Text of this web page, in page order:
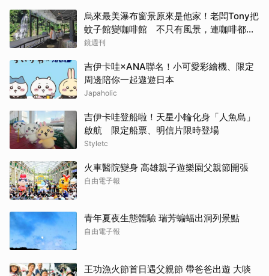
烏來最美瀑布窗景原來是他家！老闆Tony把
蚊子館變咖啡館 不只有風景，連咖啡都好
喝到讓人想再來
鏡週刊
吉伊卡哇×ANA聯名！小可愛彩繪機、限定
周邊陪你一起遨遊日本
Japaholic
吉伊卡哇登船啦！天星小輪化身「人魚島」
啟航 限定船票、明信片限時登場
Styletc
火車醫院變身 高雄親子遊樂園父親節開張
自由電子報
青年夏夜生態體驗 瑞芳蝙蝠出洞列景點
自由電子報
王功漁火節首日遇父親節 帶爸爸出遊 大啖